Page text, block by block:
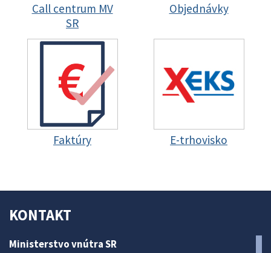
Call centrum MV
SR
Objednávky
Faktúry E-trhovisko
KONTAKT
Ministerstvo vnútra SR